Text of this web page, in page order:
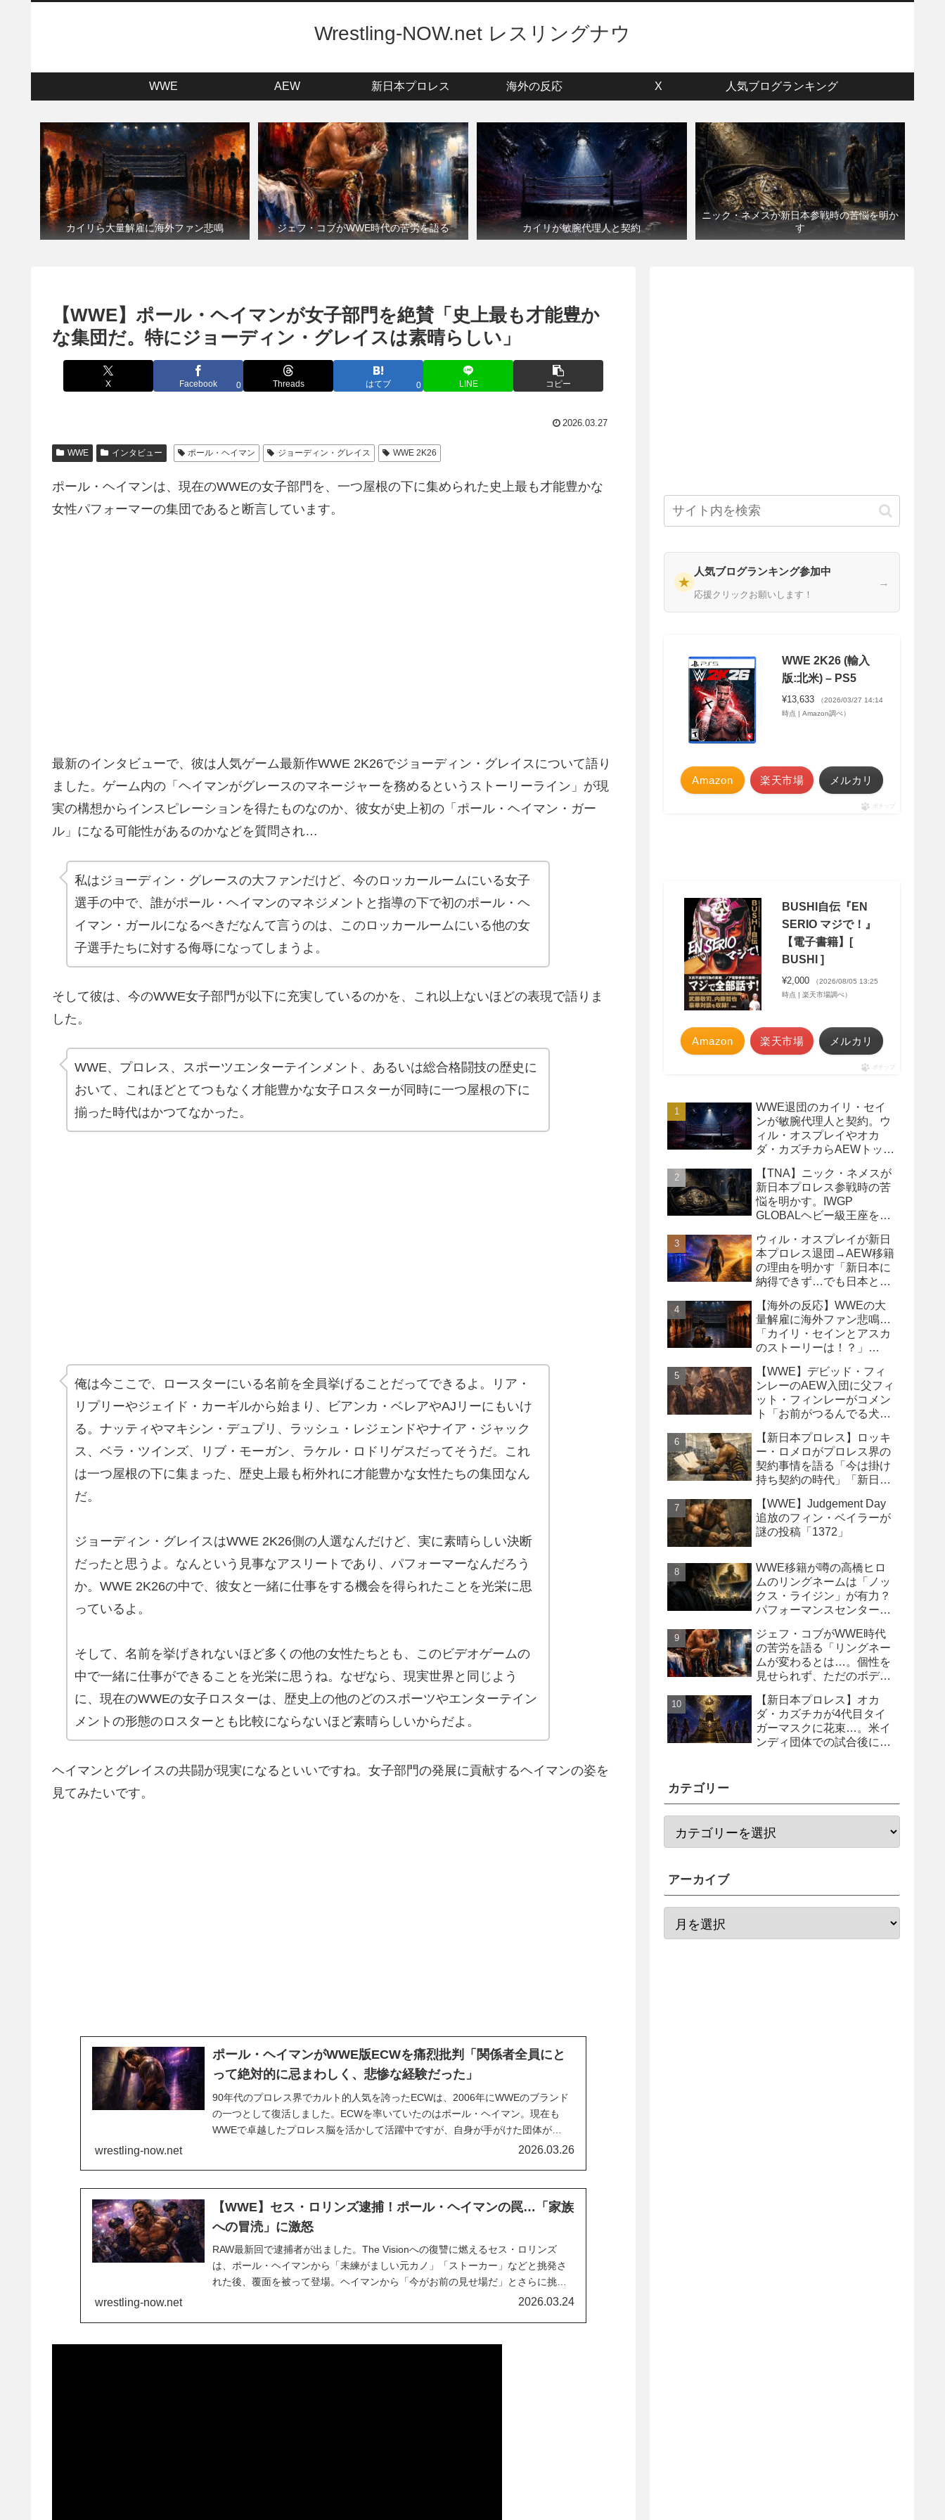
Wrestling-NOW.net レスリングナウ
WWE AEW 新日本プロレス 海外の反応 X 人気ブログランキング
カイリら大量解雇に海外ファン悲鳴 ジェフ・コブがWWE時代の苦労を語る カイリが敏腕代理人と契約
ニック・ネメスが新日本参戦時の苦悩を明か
す
【WWE】ポール・ヘイマンが女子部門を絶賛「史上最も才能豊か
な集団だ。特にジョーディン・グレイスは素晴らしい」
X Facebook 0 Threads はてブ 0 LINE コピー
2026.03.27
WWE インタビュー ポール・ヘイマン ジョーディン・グレイス WWE 2K26
ポール・ヘイマンは、現在のWWEの女子部門を、一つ屋根の下に集められた史上最も才能豊かな
女性パフォーマーの集団であると断言しています。
最新のインタビューで、彼は人気ゲーム最新作WWE 2K26でジョーディン・グレイスについて語り
ました。ゲーム内の「ヘイマンがグレースのマネージャーを務めるというストーリーライン」が現
実の構想からインスピレーションを得たものなのか、彼女が史上初の「ポール・ヘイマン・ガー
ル」になる可能性があるのかなどを質問され…
私はジョーディン・グレースの大ファンだけど、今のロッカールームにいる女子
選手の中で、誰がポール・ヘイマンのマネジメントと指導の下で初のポール・ヘ
イマン・ガールになるべきだなんて言うのは、このロッカールームにいる他の女
子選手たちに対する侮辱になってしまうよ。
そして彼は、今のWWE女子部門が以下に充実しているのかを、これ以上ないほどの表現で語りま
した。
WWE、プロレス、スポーツエンターテインメント、あるいは総合格闘技の歴史に
おいて、これほどとてつもなく才能豊かな女子ロスターが同時に一つ屋根の下に
揃った時代はかつてなかった。
俺は今ここで、ロースターにいる名前を全員挙げることだってできるよ。リア・
リプリーやジェイド・カーギルから始まり、ビアンカ・ベレアやAJリーにもいけ
る。ナッティやマキシン・デュプリ、ラッシュ・レジェンドやナイア・ジャック
ス、ベラ・ツインズ、リブ・モーガン、ラケル・ロドリゲスだってそうだ。これ
は一つ屋根の下に集まった、歴史上最も桁外れに才能豊かな女性たちの集団なん
だ。
ジョーディン・グレイスはWWE 2K26側の人選なんだけど、実に素晴らしい決断
だったと思うよ。なんという見事なアスリートであり、パフォーマーなんだろう
か。WWE 2K26の中で、彼女と一緒に仕事をする機会を得られたことを光栄に思
っているよ。
そして、名前を挙げきれないほど多くの他の女性たちとも、このビデオゲームの
中で一緒に仕事ができることを光栄に思うね。なぜなら、現実世界と同じよう
に、現在のWWEの女子ロスターは、歴史上の他のどのスポーツやエンターテイン
メントの形態のロスターとも比較にならないほど素晴らしいからだよ。
ヘイマンとグレイスの共闘が現実になるといいですね。女子部門の発展に貢献するヘイマンの姿を
見てみたいです。
ポール・ヘイマンがWWE版ECWを痛烈批判「関係者全員にと
って絶対的に忌まわしく、悲惨な経験だった」
90年代のプロレス界でカルト的人気を誇ったECWは、2006年にWWEのブランド
の一つとして復活しました。ECWを率いていたのはポール・ヘイマン。現在も
WWEで卓越したプロレス脳を活かして活躍中ですが、自身が手がけた団体が
WWEの手によって復活したこと、そしてそれが上手くいかなかったことについ
wrestling-now.net 2026.03.26
【WWE】セス・ロリンズ逮捕！ポール・ヘイマンの罠…「家族
への冒涜」に激怒
RAW最新回で逮捕者が出ました。The Visionへの復讐に燃えるセス・ロリンズ
は、ポール・ヘイマンから「未練がましい元カノ」「ストーカー」などと挑発さ
れた後、覆面を被って登場。ヘイマンから「今がお前の見せ場だ」とさらに挑発
されて覆面を脱ぎ捨てると、即座にボストン警察の警官たちが立ち塞がり、伏せ
wrestling-now.net 2026.03.24
★
人気ブログランキング参加中
応援クリックお願いします！
→
WWE 2K26 (輸入
版:北米) – PS5
¥13,633
（2026/03/27 14:14
時点 | Amazon調べ）
Amazon 楽天市場 メルカリ
ポチップ
BUSHI自伝『EN
SERIO マジで！』
【電子書籍】[
BUSHI ]
¥2,000
（2026/08/05 13:25
時点 | 楽天市場調べ）
Amazon 楽天市場 メルカリ
ポチップ
WWE退団のカイリ・セイ
ンが敏腕代理人と契約。ウ
ィル・オスプレイやオカ
ダ・カズチカらAEWトップ
【TNA】ニック・ネメスが
新日本プロレス参戦時の苦
悩を明かす。IWGP
GLOBALヘビー級王座を
挫
ウィル・オスプレイが新日
本プロレス退団→AEW移籍
の理由を明かす「新日本に
納得できず…でも日本との
【海外の反応】WWEの大
量解雇に海外ファン悲鳴…
「カイリ・セインとアスカ
のストーリーは！？」
の犠牲になった」
【WWE】デビッド・フィ
ンレーのAEW入団に父フィ
ット・フィンレーがコメン
ト「お前がつるんでる犬連
【新日本プロレス】ロッキ
ー・ロメロがプロレス界の
契約事情を語る「今は掛け
持ち契約の時代」「新日本
るべき」
【WWE】Judgement Day
追放のフィン・ベイラーが
謎の投稿「1372」
WWE移籍が噂の高橋ヒロ
ムのリングネームは「ノッ
クス・ライジン」が有力？
パフォーマンスセンター入
ジェフ・コブがWWE時代
の苦労を語る「リングネー
ムが変わるとは…。個性を
見せられず、ただのボディ
【新日本プロレス】オカ
ダ・カズチカが4代目タイ
ガーマスクに花束…。米イ
ンディ団体での試合後にサ
カテゴリー
アーカイブ